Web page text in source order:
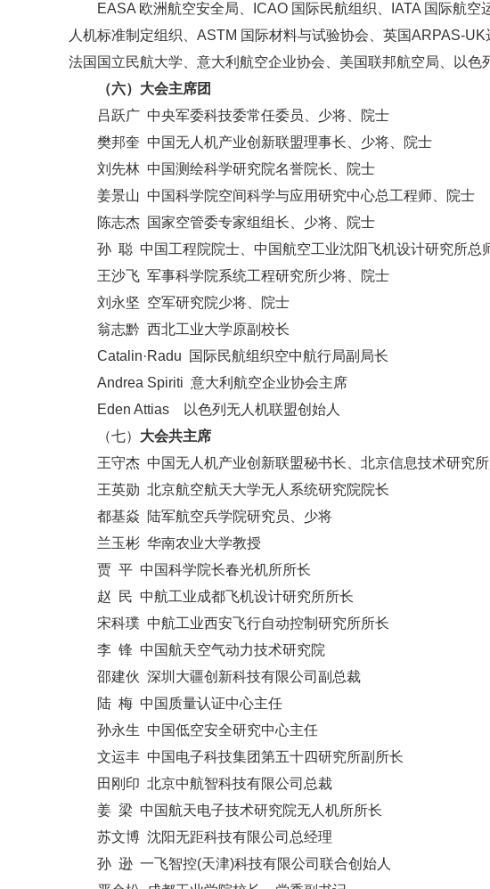
EASA 欧洲航空安全局、ICAO 国际民航组织、IATA 国际航
人机标准制定组织、ASTM 国际材料与试验协会、英国ARPAS-
法国国立民航大学、意大利航空企业协会、美国联邦航空局、以色
（六）大会主席团
吕跃广 中央军委科技委常任委员、少将、院士
樊邦奎 中国无人机产业创新联盟理事长、少将、院士
刘先林 中国测绘科学研究院名誉院长、院士
姜景山 中国科学院空间科学与应用研究中心总工程师、院士
陈志杰 国家空管委专家组组长、少将、院士
孙 聪 中国工程院院士、中国航空工业沈阳飞机设计研究所总
王沙飞 军事科学院系统工程研究所少将、院士
刘永坚 空军研究院少将、院士
翁志黔 西北工业大学原副校长
Catalin·Radu 国际民航组织空中航行局副局长
Andrea Spiriti 意大利航空企业协会主席
Eden Attias 以色列无人机联盟创始人
（七） 大会共主席
王守杰 中国无人机产业创新联盟秘书长、北京信息技术研究
王英勋 北京航空航天大学无人系统研究院院长
都基焱 陆军航空兵学院研究员、少将
兰玉彬 华南农业大学教授
贾 平 中国科学院长春光机所所长
赵 民 中航工业成都飞机设计研究所所长
宋科璞 中航工业西安飞行自动控制研究所所长
李 锋 中国航天空气动力技术研究院
邵建伙 深圳大疆创新科技有限公司副总裁
陆 梅 中国质量认证中心主任
孙永生 中国低空安全研究中心主任
文运丰 中国电子科技集团第五十四研究所副所长
田刚印 北京中航智科技有限公司总裁
姜 梁 中国航天电子技术研究院无人机所所长
苏文博 沈阳无距科技有限公司总经理
孙 逊 一飞智控(天津)科技有限公司联合创始人